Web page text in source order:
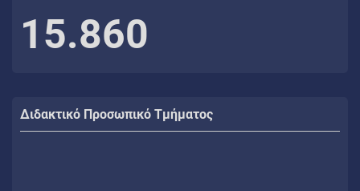
15.860
Διδακτικό Προσωπικό Τμήματος